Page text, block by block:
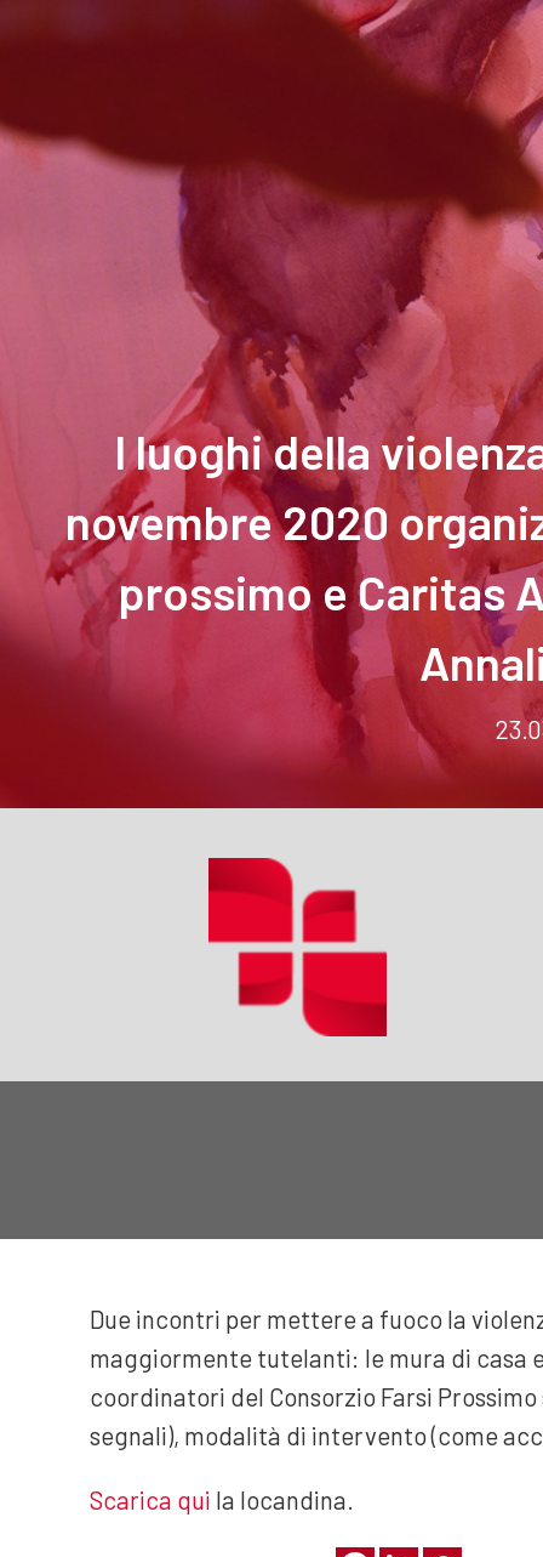
I luoghi della
novembre 2020
prossimo e Caritas
Due incontri per mettere a fuoco la
maggiormente tutelanti: le mura di casa
coordinatori del Consorzio Farsi
segnali), modalità di intervento (come
Scarica qui la locandina.